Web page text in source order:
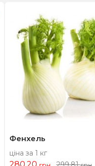
Фенхель
ціна за 1 кг